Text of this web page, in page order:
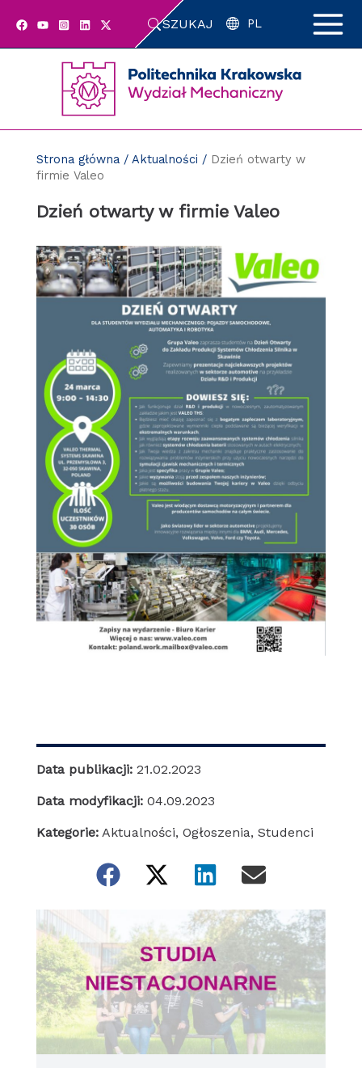
SZUKAJ PL
Strona główna/ Aktualności / Dzień otwarty w
firmie Valeo
Dzień otwarty w firmie Valeo
Data publikacji: 21.02.2023
Data modyfikacji: 04.09.2023
Kategorie: Aktualności, Ogłoszenia, Studenci